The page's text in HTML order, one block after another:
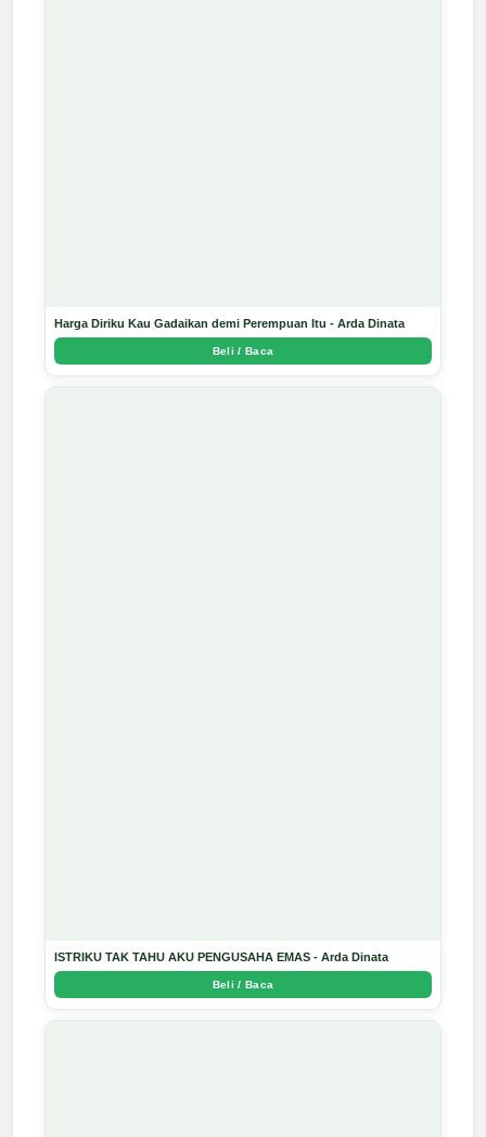
Harga Diriku Kau Gadaikan demi Perempuan Itu - Arda Dinata
Beli / Baca
ISTRIKU TAK TAHU AKU PENGUSAHA EMAS - Arda Dinata
Beli / Baca